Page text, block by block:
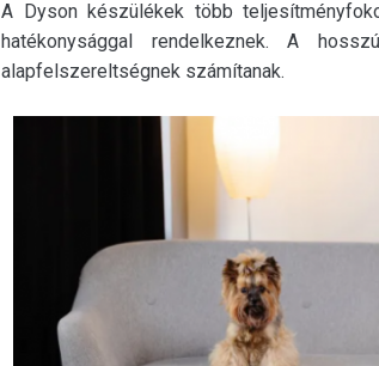
A Dyson készülékek több
hatékonysággal rendelkeznek. A
alapfelszereltségnek számítanak.